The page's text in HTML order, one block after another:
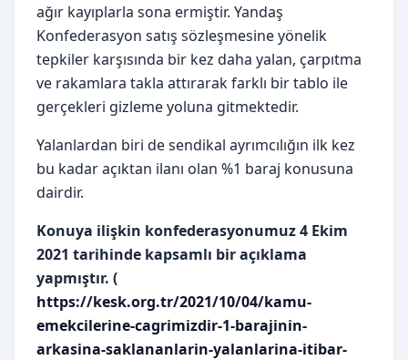
ağır kayıplarla sona ermiştir. Yandaş
Konfederasyon satış sözleşmesine yönelik
tepkiler karşısında bir kez daha yalan, çarpıtma
ve rakamlara takla attırarak farklı bir tablo ile
gerçekleri gizleme yoluna gitmektedir.
Yalanlardan biri de sendikal ayrımcılığın ilk kez
bu kadar açıktan ilanı olan %1 baraj konusuna
dairdir.
Konuya ilişkin konfederasyonumuz 4 Ekim
2021 tarihinde kapsamlı bir açıklama
yapmıştır. (
https://kesk.org.tr/2021/10/04/kamu-
emekcilerine-cagrimizdir-1-barajinin-
arkasina-saklananlarin-yalanlarina-itibar-